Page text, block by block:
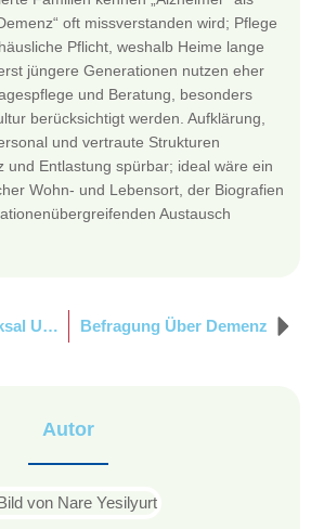
oft missverstanden wird; Pflege
Pflicht, weshalb Heime lange
jüngere Generationen nutzen eher
und Beratung, besonders
berücksichtigt werden. Aufklärung,
und vertraute Strukturen
und Entlastung spürbar; ideal wäre ein
Wohn- und Lebensort, der Biografien
Austausch
Befragung Schicksal Und Böseblicke Befragung Über Demenz
Autor